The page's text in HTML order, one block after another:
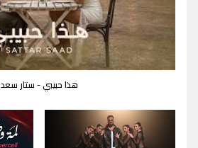
هذا حبيبي - ستار سعد